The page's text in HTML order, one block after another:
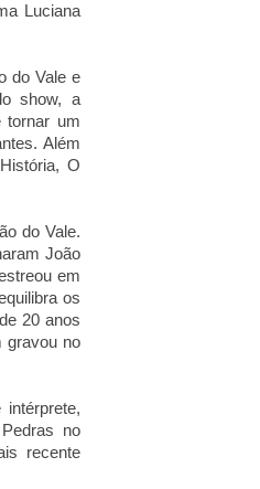
Luciana
do Vale e
show, a
tornar um
Além
O
do Vale.
João
em
os
20 anos
gravou no
no
recente